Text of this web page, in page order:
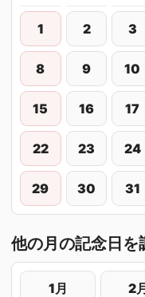
1 2 3
8 9 10
15 16 17
22 23 24
29 30 31
他の月の記念日を
1月 2